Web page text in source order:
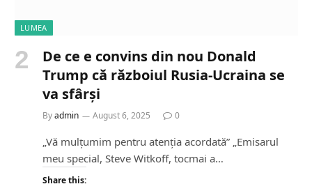
LUMEA
De ce e convins din nou Donald
Trump că războiul Rusia-Ucraina se
va sfârși
Byadmin August 6, 2025 0
„Vă mulțumim pentru atenția acordată” „Emisarul
meu special, Steve Witkoff, tocmai a…
Share this: